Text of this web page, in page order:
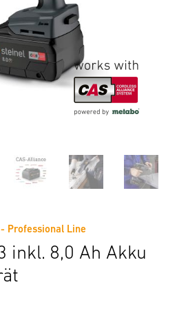
Line
inkl. 8,0 Ah Akku